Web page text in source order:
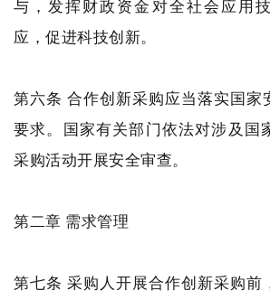
与，发挥财政资金对全社会应用
应，促进科技创新。
第六条 合作创新采购应当落实国家
要求。国家有关部门依法对涉及国
采购活动开展安全审查。
第二章 需求管理
第七条 采购人开展合作创新采购前